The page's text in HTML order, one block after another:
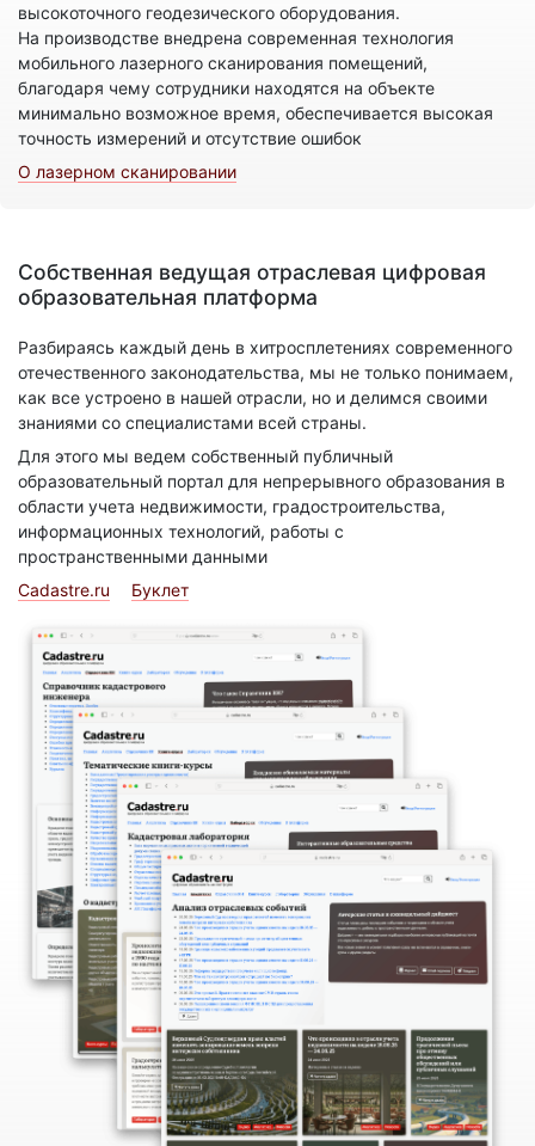
высокоточного геодезического оборудования.
На производстве внедрена современная технология
мобильного лазерного сканирования помещений,
благодаря чему сотрудники находятся на объекте
минимально возможное время, обеспечивается высокая
точность измерений и отсутствие ошибок
О лазерном сканировании
Собственная ведущая отраслевая цифровая
образовательная платформа
Разбираясь каждый день в хитросплетениях современного
отечественного законодательства, мы не только понимаем,
как все устроено в нашей отрасли, но и делимся своими
знаниями со специалистами всей страны.
Для этого мы ведем собственный публичный
образовательный портал для непрерывного образования в
области учета недвижимости, градостроительства,
информационных технологий, работы с
пространственными данными
Cadastre.ru
Буклет